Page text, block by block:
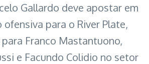
Gallardo deve apostar em
ofensiva para o River Plate,
Franco Mastantuono,
e Facundo Colidio no setor